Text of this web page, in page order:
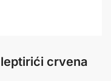
crvena